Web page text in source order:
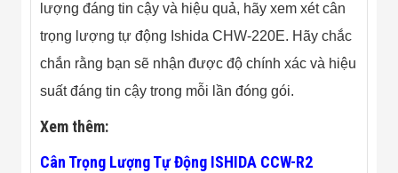
lượng đáng tin cậy và hiệu quả, hãy xem xét cân
trọng lượng tự động Ishida CHW-220E. Hãy chắc
chắn rằng bạn sẽ nhận được độ chính xác và hiệu
suất đáng tin cậy trong mỗi lần đóng gói.
Xem thêm:
Cân Trọng Lượng Tự Động ISHIDA CCW-R2